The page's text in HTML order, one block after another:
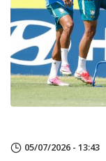
05/07/2026 - 13:43